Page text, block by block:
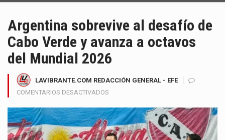
Argentina sobrevive al desafío de
Cabo Verde y avanza a octavos
del Mundial 2026
LAVIBRANTE.COM REDACCIÓN GENERAL - EFE
COMENTARIOS DESACTIVADOS
SOBREVIVE
AL
DESAFÍO